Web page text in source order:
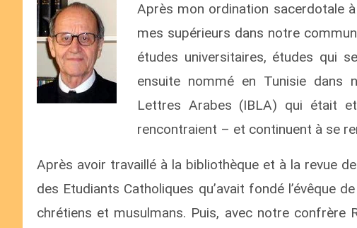
Après mon ordination sacerdotale
mes supérieurs dans notre
études universitaires, études qui
ensuite nommé en Tunisie dans
Lettres Arabes (IBLA) qui était
rencontraient – et continuent à se
Après avoir travaillé à la bibliothèque et à la revue
des Etudiants Catholiques qu’avait fondé l’évêque
chrétiens et musulmans. Puis, avec notre confrère